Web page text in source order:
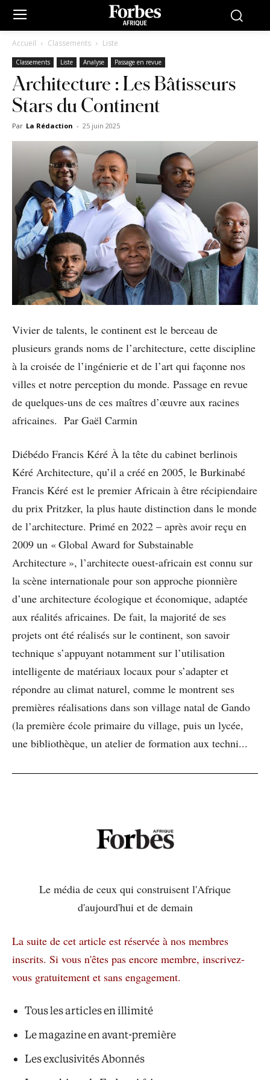
Accueil Classements Liste
Classements Liste Analyse Passage en revue
Architecture : Les Bâtisseurs
Stars du Continent
Par La Rédaction - 25 juin 2025
Vivier de talents, le continent est le berceau de
plusieurs grands noms de l’architecture, cette discipline
à la croisée de l’ingénierie et de l’art qui façonne nos
villes et notre perception du monde. Passage en revue
de quelques-uns de ces maîtres d’œuvre aux racines
africaines. Par Gaël Carmin
Diébédo Francis Kéré À la tête du cabinet berlinois
Kéré Architecture, qu’il a créé en 2005, le Burkinabé
Francis Kéré est le premier Africain à être récipiendaire
du prix Pritzker, la plus haute distinction dans le monde
de l’architecture. Primé en 2022 – après avoir reçu en
2009 un « Global Award for Substainable
Architecture », l’architecte ouest-africain est connu sur
la scène internationale pour son approche pionnière
d’une architecture écologique et économique, adaptée
aux réalités africaines. De fait, la majorité de ses
projets ont été réalisés sur le continent, son savoir
technique s’appuyant notamment sur l’utilisation
intelligente de matériaux locaux pour s’adapter et
répondre au climat naturel, comme le montrent ses
premières réalisations dans son village natal de Gando
(la première école primaire du village, puis un lycée,
une bibliothèque, un atelier de formation aux techni...
Le média de ceux qui construisent l'Afrique
d'aujourd'hui et de demain
La suite de cet article est réservée à nos membres
inscrits. Si vous n'êtes pas encore membre, inscrivez-
vous gratuitement et sans engagement.
Tous les articles en illimité
Le magazine en avant-première
Les exclusivités Abonnés